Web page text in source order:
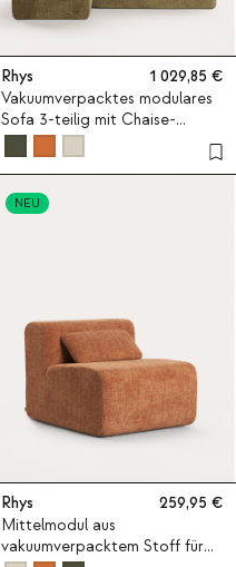
Rhys
1 029,85
Vakuumverpacktes modulares
Sofa 3-teilig mit Chaise-
longue-Modul, Eckmodul und
Mittelmodul aus Stoff Rhys
NEU
Rhys
259,95
Mittelmodul aus
vakuumverpacktem Stoff für